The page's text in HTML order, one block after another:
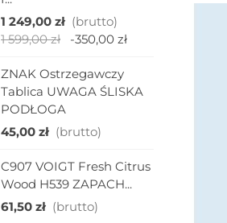
1 249,00 zł (brutto)
1 599,00 zł
-350,00 zł
ZNAK Ostrzegawczy
Tablica UWAGA ŚLISKA
PODŁOGA
45,00 zł (brutto)
C907 VOIGT Fresh Citrus
Wood H539 ZAPACH...
61,50 zł (brutto)